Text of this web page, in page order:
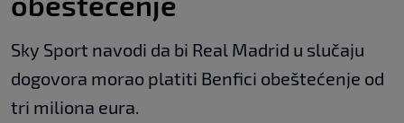
Sky Sport navodi da bi Real Madrid u slučaju
dogovora morao platiti Benfici obeštećenje od
tri miliona eura.